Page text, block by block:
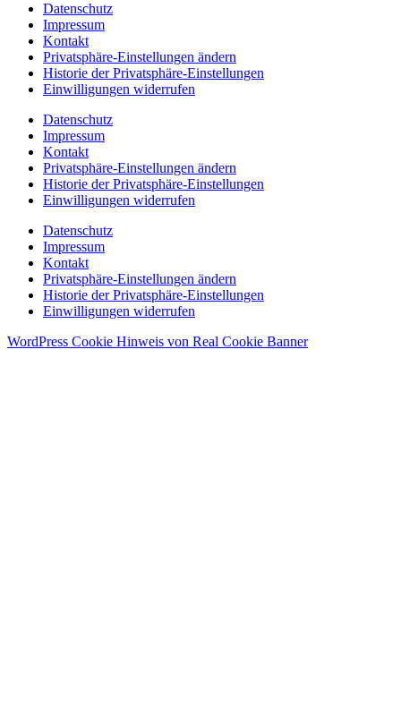
Datenschutz
Impressum
Kontakt
Privatsphäre-Einstellungen ändern
Historie der Privatsphäre-Einstellungen
Einwilligungen widerrufen
Datenschutz
Impressum
Kontakt
Privatsphäre-Einstellungen ändern
Historie der Privatsphäre-Einstellungen
Einwilligungen widerrufen
Datenschutz
Impressum
Kontakt
Privatsphäre-Einstellungen ändern
Historie der Privatsphäre-Einstellungen
Einwilligungen widerrufen
WordPress Cookie Hinweis von Real Cookie Banner